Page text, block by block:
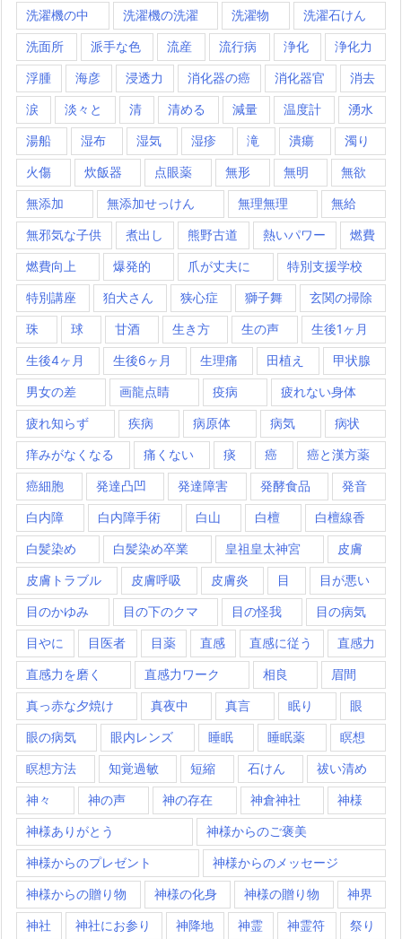
洗濯機の中 洗濯機の洗濯 洗濯物 洗濯石けん
洗面所 派手な色 流産 流行病 浄化 浄化力
浮腫 海彦 浸透力 消化器の癌 消化器官 消去
涙 淡々と 清 清める 減量 温度計 湧水
湯船 湿布 湿気 湿疹 滝 潰瘍 濁り
火傷 炊飯器 点眼薬 無形 無明 無欲
無添加 無添加せっけん 無理無理 無給
無邪気な子供 煮出し 熊野古道 熱いパワー 燃費
燃費向上 爆発的 爪が丈夫に 特別支援学校
特別講座 狛犬さん 狭心症 獅子舞 玄関の掃除
珠 球 甘酒 生き方 生の声 生後1ヶ月
生後4ヶ月 生後6ヶ月 生理痛 田植え 甲状腺
男女の差 画龍点睛 疫病 疲れない身体
疲れ知らず 疾病 病原体 病気 病状
痒みがなくなる 痛くない 痰 癌 癌と漢方薬
癌細胞 発達凸凹 発達障害 発酵食品 発音
白内障 白内障手術 白山 白檀 白檀線香
白髪染め 白髪染め卒業 皇祖皇太神宮 皮膚
皮膚トラブル 皮膚呼吸 皮膚炎 目 目が悪い
目のかゆみ 目の下のクマ 目の怪我 目の病気
目やに 目医者 目薬 直感 直感に従う 直感力
直感力を磨く 直感力ワーク 相良 眉間
真っ赤な夕焼け 真夜中 真言 眠り 眼
眼の病気 眼内レンズ 睡眠 睡眠薬 瞑想
瞑想方法 知覚過敏 短縮 石けん 祓い清め
神々 神の声 神の存在 神倉神社 神様
神様ありがとう 神様からのご褒美
神様からのプレゼント 神様からのメッセージ
神様からの贈り物 神様の化身 神様の贈り物 神界
神社 神社にお参り 神降地 神霊 神霊符 祭り